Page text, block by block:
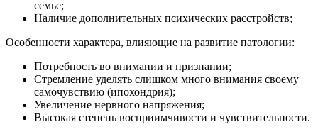
семье;
Наличие дополнительных психических расстройств;
Особенности характера, влияющие на развитие патологии:
Потребность во внимании и признании;
Стремление уделять слишком много внимания своему
самочувствию (ипохондрия);
Увеличение нервного напряжения;
Высокая степень восприимчивости и чувствительности.